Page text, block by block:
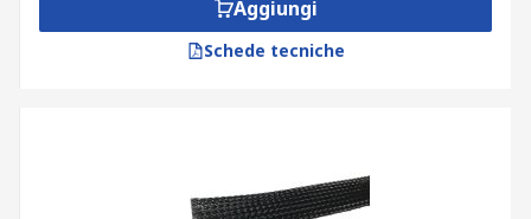
Aggiungi
Schede tecniche